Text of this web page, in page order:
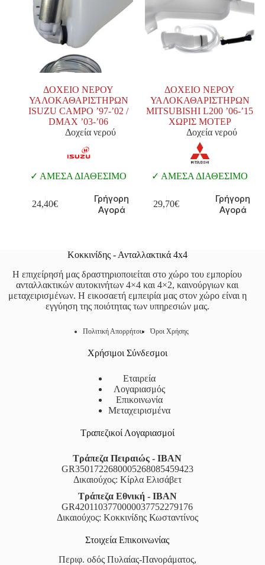
ΔΟΧΕΙΟ ΝΕΡΟΥ
ΥΑΛΟΚΑΘΑΡΙΣΤΗΡΩΝ
ISUZU CAMPO ’97-’02 /
DMAX ’03-’06
Δοχεία νερού
ΑΜΕΣΑ ΔΙΑΘΕΣΙΜΟ
24,40€
Γρήγορη
Αγορά
ΔΟΧΕΙΟ ΝΕΡΟΥ
ΥΑΛΟΚΑΘΑΡΙΣΤΗΡΩΝ
MITSUBISHI L200 ’06-’15
ΧΩΡΙΣ ΜΟΤΕΡ
Δοχεία νερού
ΑΜΕΣΑ ΔΙΑΘΕΣΙΜΟ
29,70€
Γρήγορη
Αγορά
Κοκκινίδης - Ανταλλακτικά 4x4
Η επιχείρησή μας δραστηριοποιείται στο χώρο του εμπορίου
ανταλλακτικών αυτοκινήτων 4×4 και 4×2, καινούργιων και
μεταχειρισμένων. Η εικοσαετή εμπειρία μας στον χώρο είναι η
εγγύηση της ποιότητας των υπηρεσιών μας.
Πολιτική Απορρήτου Όροι Χρήσης
Χρήσιμοι Σύνδεσμοι
Εταιρεία
Λογαριασμός
Επικοινωνία
Μεταχειρισμένα
Τραπεζικοί Λογαριασμοί
Τράπεζα Πειραιώς - IBAN
GR3501722680005268085459423
Δικαιούχος: Κίρλα Ελισάβετ
Τράπεζα Εθνική - IBAN
GR4201103770000037752279176
Δικαιούχος: Κοκκινίδης Κωσταντίνος
Στοιχεία Επικοινωνίας
Περιφ. οδός Πυλαίας-Πανοράματος,